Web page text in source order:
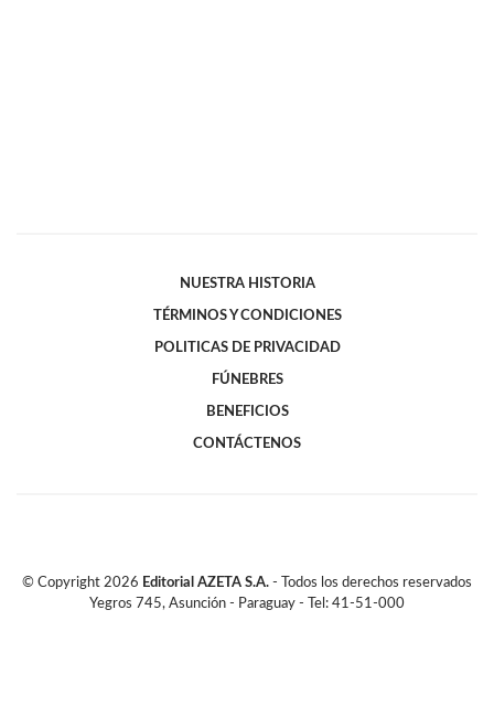
NUESTRA HISTORIA
TÉRMINOS Y CONDICIONES
POLITICAS DE PRIVACIDAD
FÚNEBRES
BENEFICIOS
CONTÁCTENOS
© Copyright 2026 Editorial AZETA S.A. - Todos los derechos reservados
Yegros 745, Asunción - Paraguay - Tel: 41-51-000